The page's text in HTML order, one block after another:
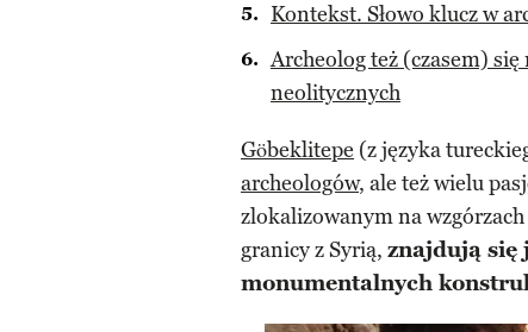
Kontekst. Słowo klucz w
Archeolog też (czasem)
neolitycznych
Göbeklitepe (z języka
archeologów, ale też wielu
zlokalizowanym na
granicy z Syrią, znajdują się
monumentalnych